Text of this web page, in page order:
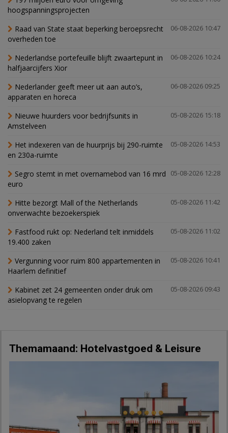
hoogspanningsprojecten
06-08-2026 10:47
Raad van State staat beperking beroepsrecht
overheden toe
06-08-2026 10:24
Nederlandse portefeuille blijft zwaartepunt in
halfjaarcijfers Xior
06-08-2026 09:25
Nederlander geeft meer uit aan auto’s,
apparaten en horeca
05-08-2026 15:18
Nieuwe huurders voor bedrijfsunits in
Amstelveen
05-08-2026 14:53
Het indexeren van de huurprijs bij 290-ruimte
en 230a-ruimte
05-08-2026 12:28
Segro stemt in met overnamebod van 16 mrd
euro
05-08-2026 11:42
Hitte bezorgt Mall of the Netherlands
onverwachte bezoekerspiek
05-08-2026 11:02
Fastfood rukt op: Nederland telt inmiddels
19.400 zaken
05-08-2026 10:41
Vergunning voor ruim 800 appartementen in
Haarlem definitief
05-08-2026 09:43
Kabinet zet 24 gemeenten onder druk om
asielopvang te regelen
Themamaand: Hotelvastgoed & Leisure